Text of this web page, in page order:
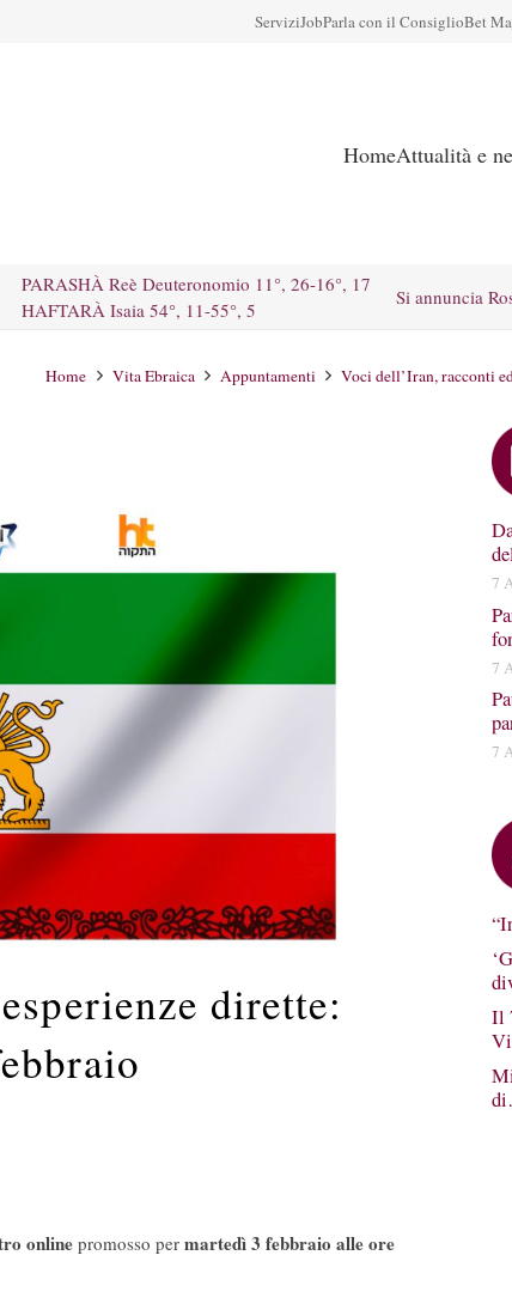
ServiziJobParla con il ConsiglioBet
HomeAttualità e
PARASHÀ Reè Deuteronomio 11°, 26-16°, 17
HAFTARÀ Isaia 54°, 11-55°, 5
Si annuncia
Home Vita Ebraica Appuntamenti Voci dell’Iran, racconti
dirette:
online promosso per martedì 3 febbraio alle ore
7
7
7
Il